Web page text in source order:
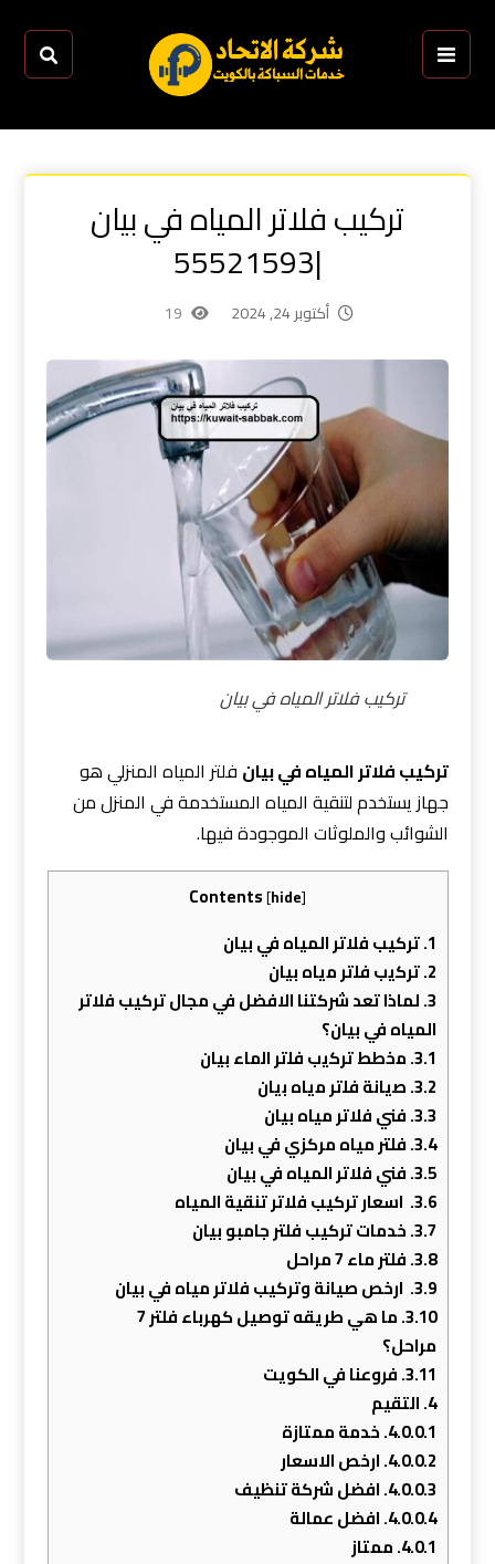
تركيب فلاتر المياه في بيان
|55521593
أكتوبر 24, 2024 19
تركيب فلاتر المياه في بيان
تركيب فلاتر المياه في بيان فلتر المياه المنزلي هو
جهاز يستخدم لتنقية المياه المستخدمة في المنزل من
الشوائب والملوثات الموجودة فيها.
Contents[hide]
1. تركيب فلاتر المياه في بيان
2. ﺗﺮﻛﻳب ﻓﻠﺗﺮ ﻣﻳﺎه بيان
3. لماذا تعد شركتنا الافضل في مجال تركيب فلاتر
المياه في بيان؟
3.1. ﻣﺧطط ﺗﺮﻛﻳب ﻓﻠﺗﺮ اﻟﻣﺎء بيان
3.2. ﺻﻳﺎﻧﺔ ﻓﻠﺗﺮ ﻣﻳﺎه ﺑﻳﺎن
3.3. فني فلاتر مياه بيان
3.4. فلتر مياه مركزي في بيان
3.5. فني فلاتر المياه في بيان
3.6. اسعار تركيب فلاتر تنقية المياه
3.7. خدمات تركيب فلتر جامبو بيان
3.8. فلتر ماء 7 مراحل
3.9. ارخص صيانة وتركيب فلاتر مياه في بيان
3.10.
ما هي طريقه توصيل كهرباء فلتر 7
مراحل؟
3.11. فروعنا في الكويت
4. التقيم
4.0.0.1. خدمة ممتازة
4.0.0.2. ارخص الاسعار
4.0.0.3. افضل شركة تنظيف
4.0.0.4. افضل عمالة
4.0.1. ممتاز